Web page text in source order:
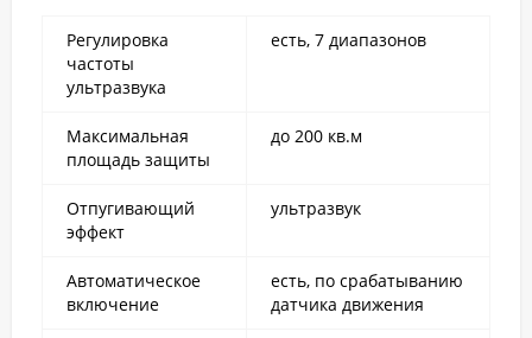
Регулировка
частоты
ультразвука
есть, 7 диапазонов
Максимальная
площадь защиты
до 200 кв.м
Отпугивающий
эффект
ультразвук
Автоматическое
включение
есть, по срабатыванию
датчика движения